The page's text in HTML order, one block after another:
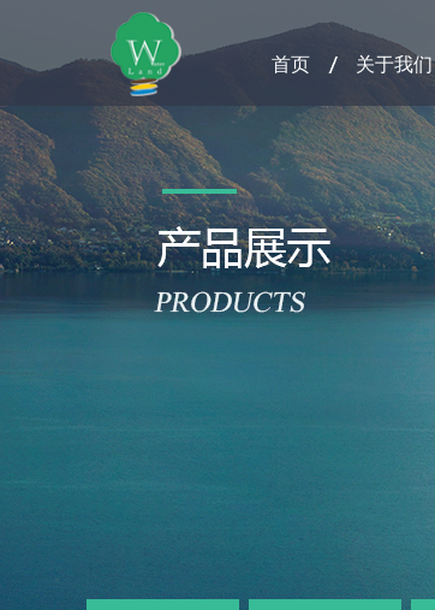
首页 关于我们